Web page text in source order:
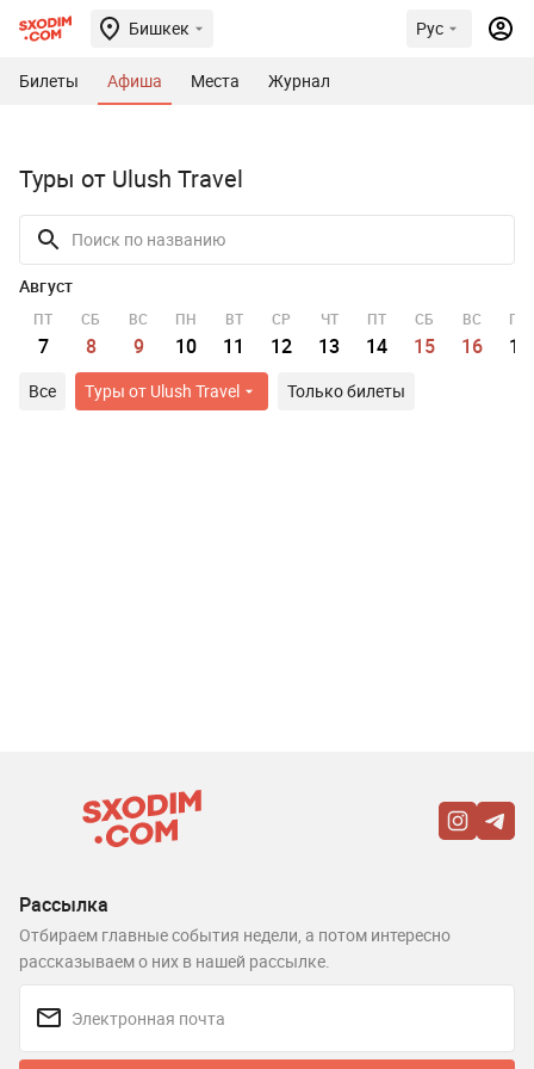
Бишкек Рус
Билеты Афиша Места Журнал
Туры от Ulush Travel
Август
ПТ
7
СБ
8
ВС
9
ПН
10
ВТ
11
СР
12
ЧТ
13
ПТ
14
СБ
15
ВС
16
ПН
17
Все Туры от Ulush Travel Только билеты
Рассылка
Отбираем главные события недели, а потом интересно
рассказываем о них в нашей рассылке.